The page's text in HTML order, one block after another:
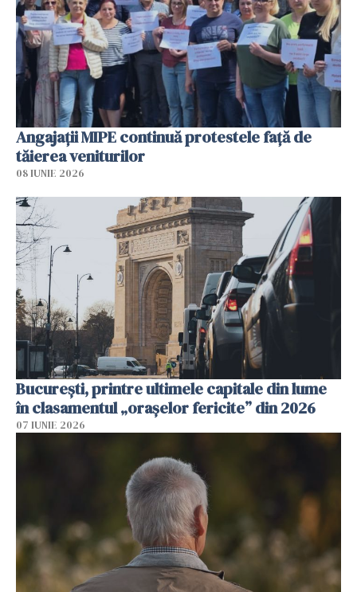
Angajaţii MIPE continuă protestele faţă de
tăierea veniturilor
08 IUNIE 2026
București, printre ultimele capitale din lume
în clasamentul „orașelor fericite” din 2026
07 IUNIE 2026